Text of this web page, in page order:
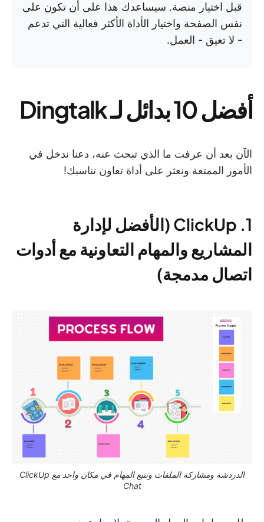
قبل اختيار منصة. سيساعدك هذا على أن تكون على
نفس الصفحة واختيار الأداة الأكثر فعالية التي تدعم
- لا تعيق - العمل.
أفضل 10 بدائل لـ Dingtalk
الآن بعد أن عرفت ما الذي تبحث عنه، دعنا ندخل في
الأمور الممتعة ونعثر على أداة تعاون تناسبك!
1. ClickUp (الأفضل لإدارة
المشاريع والمهام التعاونية مع أدوات
اتصال مدمجة)
الدردشة ومشاركة الملفات وتتبع المهام في مكان واحد مع ClickUp
Chat